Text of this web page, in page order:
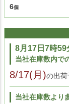
6
8月17日7時59
当社在庫数内で
8/17(月)の出荷
当社在庫数より